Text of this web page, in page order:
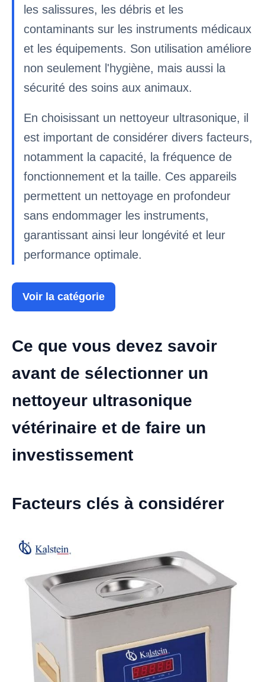
les salissures, les débris et les
contaminants sur les instruments médicaux
et les équipements. Son utilisation améliore
non seulement l'hygiène, mais aussi la
sécurité des soins aux animaux.
En choisissant un nettoyeur ultrasonique, il
est important de considérer divers facteurs,
notamment la capacité, la fréquence de
fonctionnement et la taille. Ces appareils
permettent un nettoyage en profondeur
sans endommager les instruments,
garantissant ainsi leur longévité et leur
performance optimale.
Voir la catégorie
Ce que vous devez savoir
avant de sélectionner un
nettoyeur ultrasonique
vétérinaire et de faire un
investissement
Facteurs clés à considérer